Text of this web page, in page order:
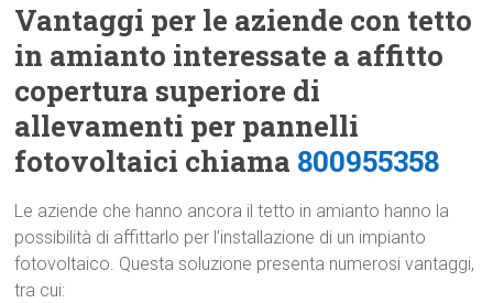
Vantaggi per le aziende con tetto
in amianto interessate a affitto
copertura superiore di
allevamenti per pannelli
fotovoltaici chiama 800955358
Le aziende che hanno ancora il tetto in amianto hanno la
possibilità di affittarlo per l’installazione di un impianto
fotovoltaico. Questa soluzione presenta numerosi vantaggi,
tra cui: